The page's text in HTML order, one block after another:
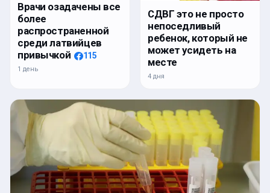
Врачи озадачены все
более
распространенной
среди латвийцев
привычкой
115
1 день
СДВГ это не просто
непоседливый
ребенок, который не
может усидеть на
месте
4 дня